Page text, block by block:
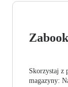
Skorzystaj z
magazyny: